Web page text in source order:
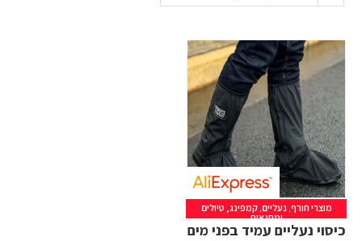
מוצרי חורף, נעליים,קמפינג, טיולים
ומחנאות
כיסוי נעליים עמיד בפני מים